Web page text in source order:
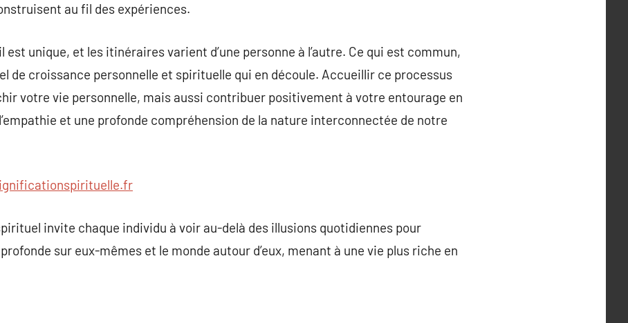
au fil des expériences.
est unique, et les itinéraires varient d’une personne à l’autre. Ce qui est commun,
de croissance personnelle et spirituelle qui en découle. Accueillir ce processus
votre vie personnelle, mais aussi contribuer positivement à votre entourage en
et une profonde compréhension de la nature interconnectée de notre
invite chaque individu à voir au-delà des illusions quotidiennes pour
sur eux-mêmes et le monde autour d’eux, menant à une vie plus riche en